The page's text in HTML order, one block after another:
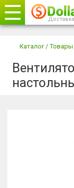
+375 29
+375 29
Каталог /